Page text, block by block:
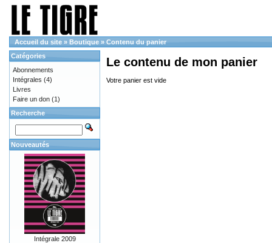
Accueil du site » Boutique » Contenu du panier
Le contenu de mon panier
Votre panier est vide
Catégories
Abonnements
Intégrales (4)
Livres
Faire un don (1)
Recherche
Nouveautés
Intégrale 2009